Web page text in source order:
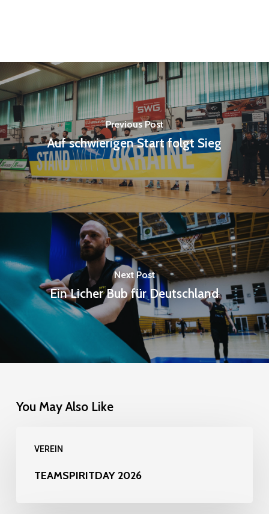
Previous Post
Auf schwierigen Start folgt Sieg
Next Post
Ein Licher Bub für Deutschland
You May Also Like
VEREIN
2026
TEAMSPIRITDAY 2026